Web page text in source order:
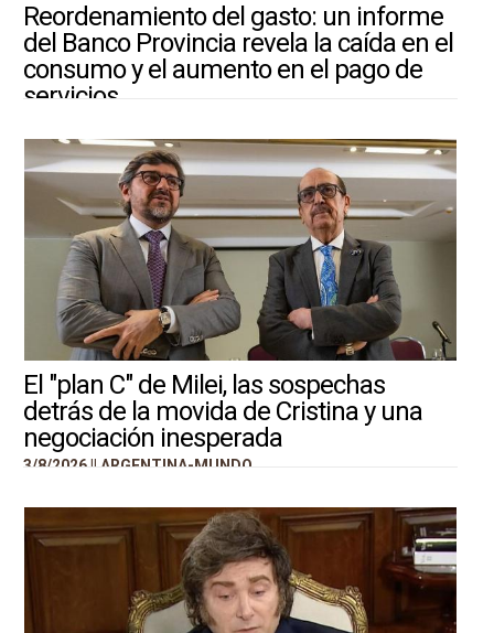
Reordenamiento del gasto: un informe
del Banco Provincia revela la caída en el
consumo y el aumento en el pago de
servicios
El "plan C" de Milei, las sospechas
detrás de la movida de Cristina y una
negociación inesperada
3/8/2026 || ARGENTINA-MUNDO